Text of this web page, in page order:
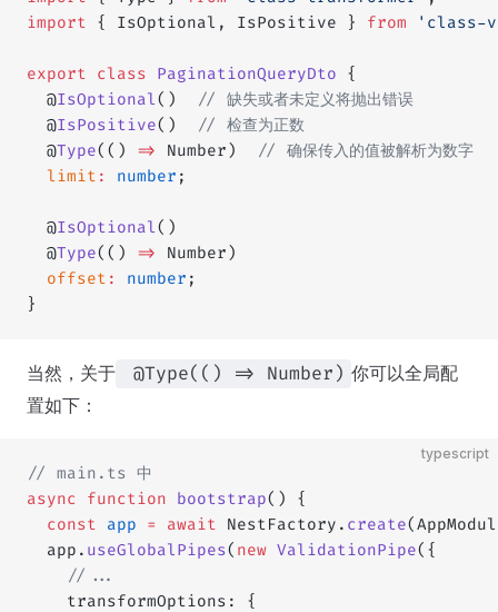
import { IsOptional, IsPositive } from 'class-
export class PaginationQueryDto {
  @
IsOptional()
// 缺失或者未定义将抛出错误
  @
IsPositive()
// 检查为正数
  @
Type(() => Number)
// 确保传入的值被解析为数字
  limit
: number ;
  @
IsOptional()
  @
Type(() =>
Number)
  offset
: number ;
}
当然，关于 @Type(() => Number) 你可以全局配
置如下：
typescript
// main.ts 中
async function bootstrap() {
  const
app = await NestFactory. create
  app.
useGlobalPipes( new ValidationPipe({
	//...
    transformOptions: {